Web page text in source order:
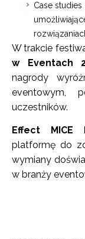
Case
W trakcie
w Eventach
nagrody
eventowym,
uczestników.
Effect MICE
platformę do
wymiany
w branży